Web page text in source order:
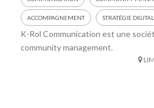
ACCOMPAGNEMENT STRATÉGIE
K-Rol Communication est une
community management.